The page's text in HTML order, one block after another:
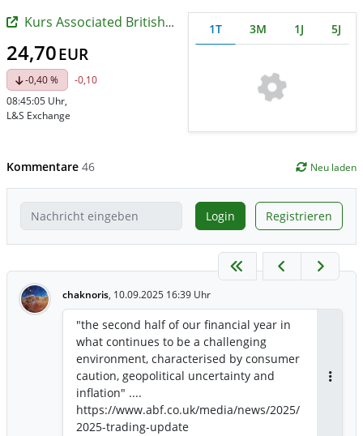
Kurs Associated British Foods
24,70EUR
-0,40 %
-0,10
08:45:05 Uhr,
L&S Exchange
1T 3M 1J 5J
Kommentare 46 Neu laden
Login Registrieren
chaknoris, 10.09.2025 16:39 Uhr
"the second half of our financial year in
what continues to be a challenging
environment, characterised by consumer
caution, geopolitical uncertainty and
inflation" ....
https://www.abf.co.uk/media/news/2025/
2025-trading-update